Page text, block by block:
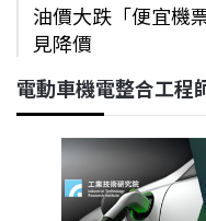
油價大跌「便宜機
見降價
電動車機電整合工程